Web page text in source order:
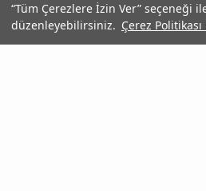
“Tüm Çerezlere İzin Ver” seçeneği
düzenleyebilirsiniz. Çerez